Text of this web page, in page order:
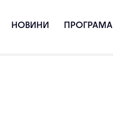
НОВИНИ ПРОГРАМА